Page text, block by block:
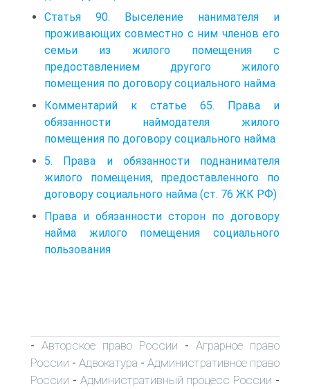
Статья 90. Выселение нанимателя и
проживающих совместно с ним членов его
семьи из жилого помещения с
предоставлением другого жилого
помещения по договору социального найма
Комментарий к статье 65. Права и
обязанности наймодателя жилого
помещения по договору социального найма
5. Права и обязанности поднанимателя
жилого помещения, предоставленного по
договору социального найма (ст. 76 ЖК РФ)
Права и обязанности сторон по договору
найма жилого помещения социального
пользования
- Авторское право России - Аграрное право
России - Адвокатура - Административное право
России - Административный процесс России -